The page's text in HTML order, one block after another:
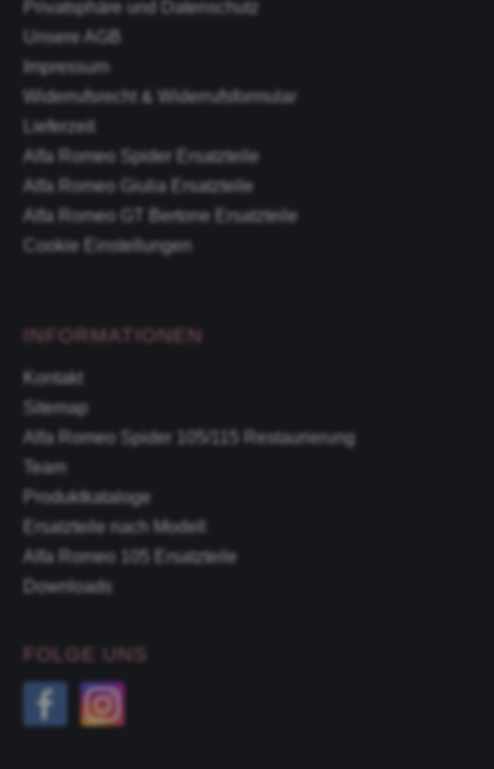
Privatsphäre und Datenschutz
Unsere AGB
Impressum
Widerrufsrecht & Widerrufsformular
Lieferzeit
Alfa Romeo Spider Ersatzteile
Alfa Romeo Giulia Ersatzteile
Alfa Romeo GT Bertone Ersatzteile
Cookie Einstellungen
INFORMATIONEN
Kontakt
Sitemap
Alfa Romeo Spider 105/115 Restaurierung
Team
Produktkataloge
Ersatzteile nach Modell
Alfa Romeo 105 Ersatzteile
Downloads
FOLGE UNS